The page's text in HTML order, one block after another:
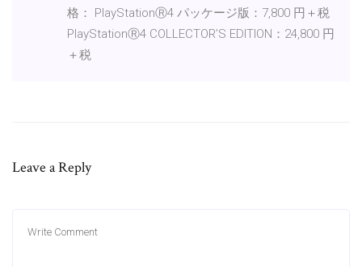
格： PlayStationⓇ4 パッケージ版：7,800 円＋税
PlayStationⓇ4 COLLECTOR’S EDITION：24,800 円
＋税
Leave a Reply